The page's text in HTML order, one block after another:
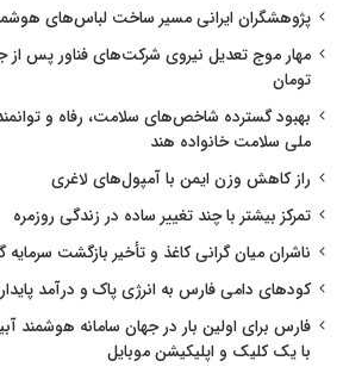
پژوهشگران ایرانی مسیر ساخت لباس‌های
تومان
بهبود گسترده شاخص‌های سلامت، رفاه و
ملی سلامت خانواده هند
راز کاهش وزن ایمن با آمپول‌های لاغری
تمرکز بیشتر با چند تغییر ساده در زندگی روزمره
ناشران میان گرانی کاغذ و تأخیر بازگشت سرمایه
کودهای دامی فارس به انرژی پاک و درآمد
فارس برای اولین بار در جهان سامانه هوشمند
با یک کلیک و اپلیکیشن موبایل